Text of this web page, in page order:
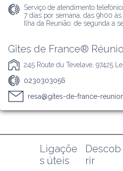
Serviço de atendimento
7 dias por semana, das 9h00
Ilha da Reunião: de segunda a
Gîtes de France®
245 Route du Tevelave, 97425
0230303056
resa@gites-de-france-
Ligaçõe
s úteis
Descob
rir